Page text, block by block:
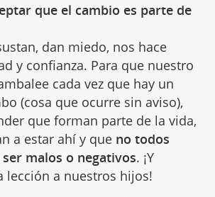
que el cambio es parte de
dan miedo, nos hace
y confianza. Para que nuestro
cada vez que hay un
(cosa que ocurre sin aviso),
que forman parte de la vida,
a estar ahí y que no todos
malos o negativos. ¡Y
lección a nuestros hijos!